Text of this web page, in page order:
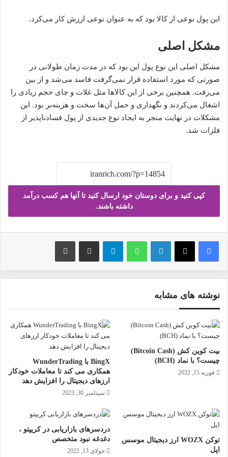
این پول نوعی از کالا بود که به عنوان نوعی ارزش کار می‌‌کرد.
مشکل اصلی
مشکل اصلی این نوع پول این بود که در مدت زمان طولانی در
صورتی که مورد استفاده قرار نمی‌گرفت فاسد می‌شد و از بین
می‌رفت. همچنین برخی از این کالاها مثل غلات و چای حجم زیادی را
اشغال می‌کردند و نگهداری و حمل آن‌ها سخت و هزینه‌بر بود. این
مشکلات در نهایت منجر به ایجاد نوع جدیدی از پول فسادناپذیر از
فلزات شد.
کپی کنید و برای دوستان خود ارسال کنید تا آنها هم کسب درآمد
داشته باشند.
فیس بوک X لینکدین واتس آپ تلگرام ارسال ایمیل چاپ
نوشته های مشابه
بیت کوین کش (Bitcoin Cash)
چیست؟ با نماد (BCH)
فوریه 15, 2022
BingX با WunderTrading
همکاری می کند تا معاملات خودکار
ارزهای دیجیتال را افزایش دهد
سپتامبر 30, 2023
توکن WOZX ارز دیجیتال موسس
اپل
دردسرهای بازاریابی در کریپتو ،
دغدغه نبود متخصص
جولای 13, 2022